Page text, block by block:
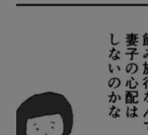
ってたある日。
実を知ることに